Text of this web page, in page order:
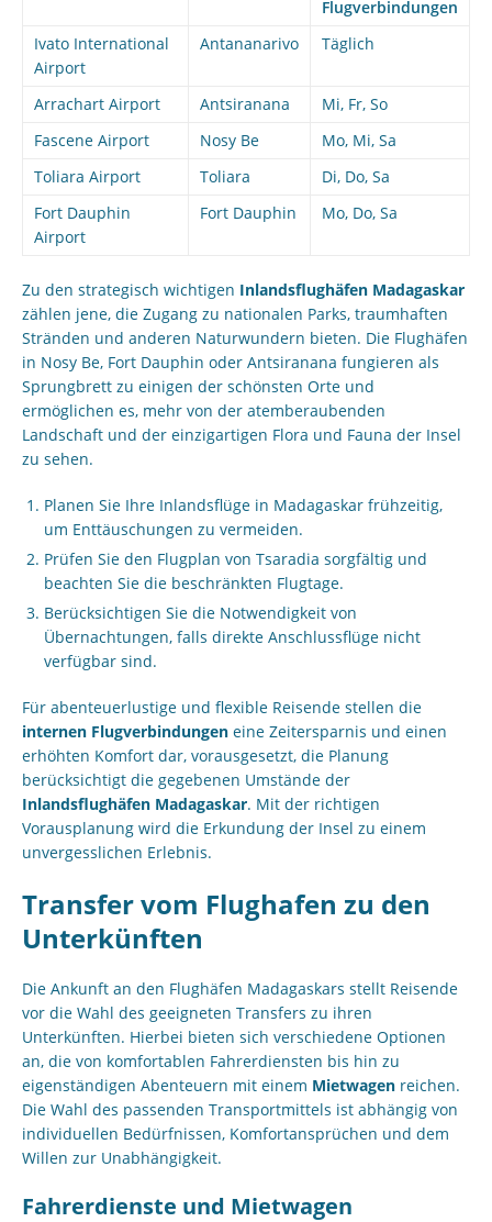
Flugverbindungen
Ivato International
Airport
Antananarivo Täglich
Arrachart Airport Antsiranana
Mi, Fr, So
Fascene Airport
Nosy Be
Mo, Mi, Sa
Toliara Airport
Toliara
Di, Do, Sa
Fort Dauphin
Airport
Fort Dauphin Mo, Do, Sa
Zu den strategisch wichtigen Inlandsflughäfen Madagaskar
zählen jene, die Zugang zu nationalen Parks, traumhaften
Stränden und anderen Naturwundern bieten. Die Flughäfen
in Nosy Be, Fort Dauphin oder Antsiranana fungieren als
Sprungbrett zu einigen der schönsten Orte und
ermöglichen es, mehr von der atemberaubenden
Landschaft und der einzigartigen Flora und Fauna der Insel
zu sehen.
Planen Sie Ihre Inlandsflüge in Madagaskar frühzeitig,
um Enttäuschungen zu vermeiden.
Prüfen Sie den Flugplan von Tsaradia sorgfältig und
beachten Sie die beschränkten Flugtage.
Berücksichtigen Sie die Notwendigkeit von
Übernachtungen, falls direkte Anschlussflüge nicht
verfügbar sind.
Für abenteuerlustige und flexible Reisende stellen die
internen Flugverbindungen eine Zeitersparnis und einen
erhöhten Komfort dar, vorausgesetzt, die Planung
berücksichtigt die gegebenen Umstände der
Inlandsflughäfen Madagaskar. Mit der richtigen
Vorausplanung wird die Erkundung der Insel zu einem
unvergesslichen Erlebnis.
Transfer vom Flughafen zu den
Unterkünften
Die Ankunft an den Flughäfen Madagaskars stellt Reisende
vor die Wahl des geeigneten Transfers zu ihren
Unterkünften. Hierbei bieten sich verschiedene Optionen
an, die von komfortablen Fahrerdiensten bis hin zu
eigenständigen Abenteuern mit einem Mietwagen reichen.
Die Wahl des passenden Transportmittels ist abhängig von
individuellen Bedürfnissen, Komfortansprüchen und dem
Willen zur Unabhängigkeit.
Fahrerdienste und Mietwagen